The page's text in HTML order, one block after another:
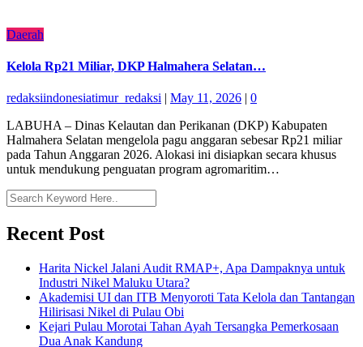
Daerah
Kelola Rp21 Miliar, DKP Halmahera Selatan…
redaksiindonesiatimur_redaksi | May 11, 2026 | 0
LABUHA – Dinas Kelautan dan Perikanan (DKP) Kabupaten
Halmahera Selatan mengelola pagu anggaran sebesar Rp21 miliar
pada Tahun Anggaran 2026. Alokasi ini disiapkan secara khusus
untuk mendukung penguatan program agromaritim…
Recent Post
Harita Nickel Jalani Audit RMAP+, Apa Dampaknya untuk
Industri Nikel Maluku Utara?
Akademisi UI dan ITB Menyoroti Tata Kelola dan Tantangan
Hilirisasi Nikel di Pulau Obi
Kejari Pulau Morotai Tahan Ayah Tersangka Pemerkosaan
Dua Anak Kandung